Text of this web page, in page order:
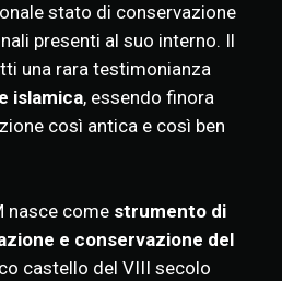
stato di conservazione
presenti al suo interno. Il
una rara testimonianza
islamica, essendo finora
così antica e così ben
nasce come strumento di
e conservazione del
castello del VIII secolo